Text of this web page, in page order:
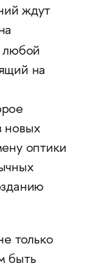
ждут
любой
на
новых
оптики
только
быть